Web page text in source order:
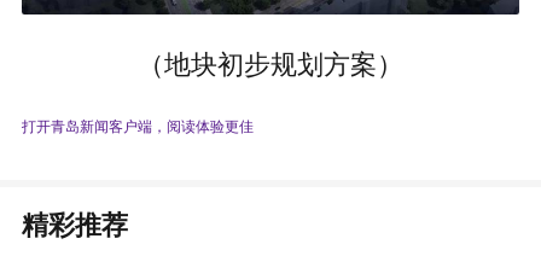
（地块初步规划方案）
打开青岛新闻客户端，阅读体验更佳
精彩推荐